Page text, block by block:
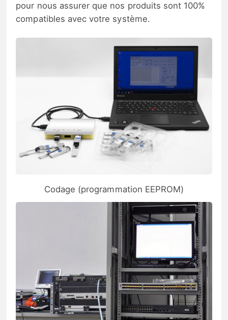
pour nous assurer que nos produits sont 100%
compatibles avec votre système.
Codage (programmation EEPROM)